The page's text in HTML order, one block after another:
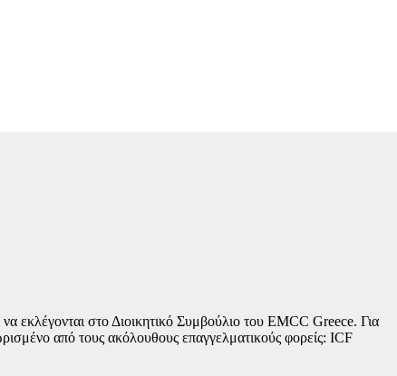
εκλέγονται στο Διοικητικό Συμβούλιο του EMCC Greece. Για
από τους ακόλουθους επαγγελματικούς φορείς: ICF